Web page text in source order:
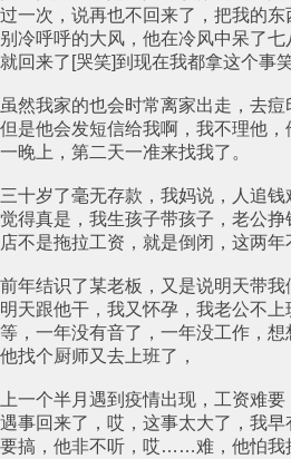
过一次，说再也不回来了，把我的
别冷呼呼的大风，他在冷风中呆了
就回来了[哭笑]到现在我都拿这个事笑
虽然我家的也会时常离家出走，去痘
但是他会发短信给我啊，我不理他
一晚上，第二天一准来找我了。
三十岁了毫无存款，我妈说，人追
觉得真是，我生孩子带孩子，老公
店不是拖拉工资，就是倒闭，这两年
前年结识了某老板，又是说明天带
明天跟他干，我又怀孕，我老公不
等，一年没有音了，一年没工作，
他找个厨师又去上班了，
上一个半月遇到疫情出现，工资难
遇事回来了，哎，这事太大了，我
要搞，他非不听，哎……难，他怕我